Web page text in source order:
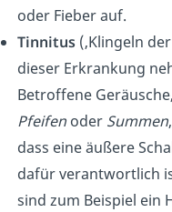
oder Fieber auf.
Tinnitus (‚Klingeln
dieser Erkrankung
Betroffene
Pfeifen oder Summen
dass eine äußere
dafür verantwortlich
sind zum Beispiel ein